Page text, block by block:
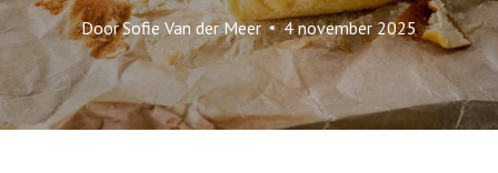
DoorSofie Van der Meer 4 november 2025